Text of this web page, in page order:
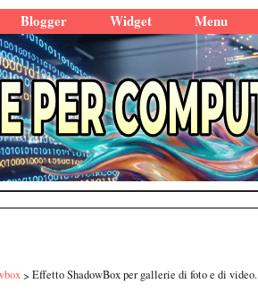
Blogger Widget Menu
Effetto ShadowBox per gallerie di foto e di video.